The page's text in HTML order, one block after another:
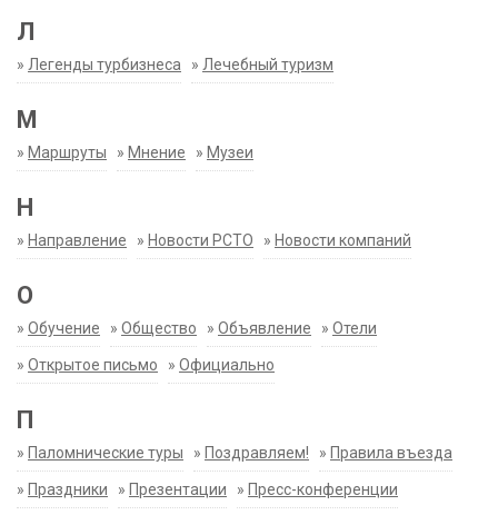
Л
» Легенды турбизнеса » Лечебный туризм
М
» Маршруты » Мнение » Музеи
Н
» Направление » Новости РСТО » Новости компаний
О
» Обучение » Общество » Объявление » Отели
» Открытое письмо » Официально
П
» Паломнические туры » Поздравляем! » Правила въезда
» Праздники » Презентации » Пресс-конференции